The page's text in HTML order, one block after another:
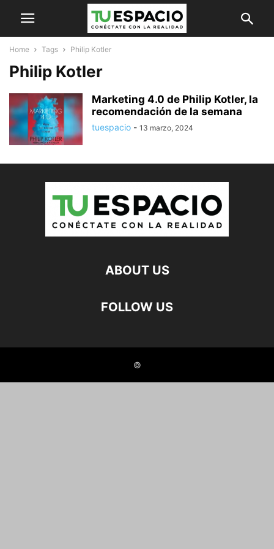
Home Tags Philip Kotler
Philip Kotler
Marketing 4.0 de Philip Kotler, la
recomendación de la semana
tuespacio - 13 marzo, 2024
ABOUT US
FOLLOW US
©